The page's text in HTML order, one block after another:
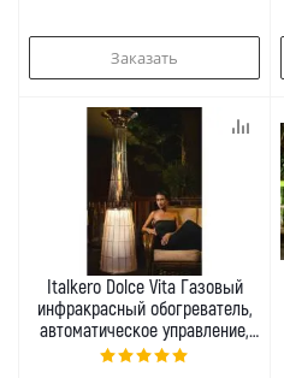
Заказать
Italkero Dolce Vita Газовый
инфракрасный обогреватель,
автоматическое управление,
LED подсветка